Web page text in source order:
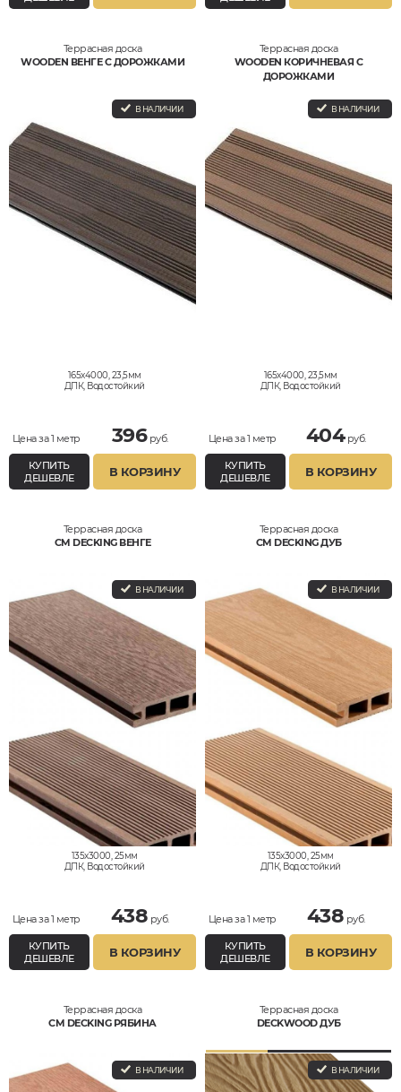
Террасная доска
WOODEN ВЕНГЕ С ДОРОЖКАМИ
В НАЛИЧИИ
165x4000, 23,5мм
ДПК, Водостойкий
Цена за 1 метр 396руб.
КУПИТЬ
ДЕШЕВЛЕ
В КОРЗИНУ
Террасная доска
WOODEN КОРИЧНЕВАЯ С
ДОРОЖКАМИ
В НАЛИЧИИ
165x4000, 23,5мм
ДПК, Водостойкий
Цена за 1 метр 404руб.
КУПИТЬ
ДЕШЕВЛЕ
В КОРЗИНУ
Террасная доска
CM DECKING ВЕНГЕ
В НАЛИЧИИ
135x3000, 25мм
ДПК, Водостойкий
Цена за 1 метр 438 руб.
КУПИТЬ
ДЕШЕВЛЕ
В КОРЗИНУ
Террасная доска
CM DECKING ДУБ
В НАЛИЧИИ
135x3000, 25мм
ДПК, Водостойкий
Цена за 1 метр 438 руб.
КУПИТЬ
ДЕШЕВЛЕ
В КОРЗИНУ
Террасная доска
CM DECKING РЯБИНА
В НАЛИЧИИ
Террасная доска
DECKWOOD ДУБ
В НАЛИЧИИ